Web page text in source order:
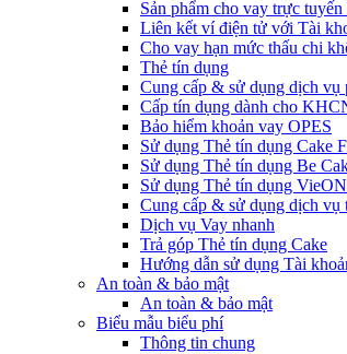
Sản phẩm cho vay trực
Liên kết ví điện tử với Tài
Cho vay hạn mức thấu chi
Thẻ tín dụng
Cung cấp & sử dụng dịch
Cấp tín dụng dành cho
Bảo hiểm khoản vay OPES
Sử dụng Thẻ tín dụng Cake
Sử dụng Thẻ tín dụng Be
Sử dụng Thẻ tín dụng
Cung cấp & sử dụng dịch
Dịch vụ Vay nhanh
Trả góp Thẻ tín dụng Cake
Hướng dẫn sử dụng Tài
An toàn & bảo mật
An toàn & bảo mật
Biểu mẫu biểu phí
Thông tin chung